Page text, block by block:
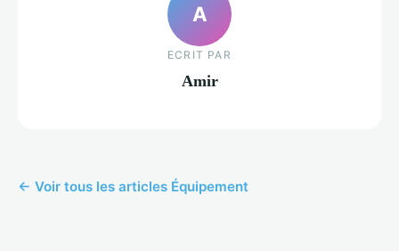
A
ECRIT PAR
Amir
← Voir tous les articles Équipement